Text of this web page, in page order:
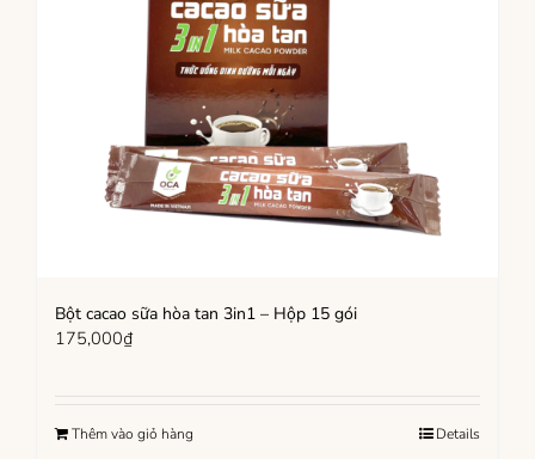
Bột cacao sữa hòa tan 3in1 – Hộp 15 gói
175,000₫
Thêm vào giỏ hàng Details